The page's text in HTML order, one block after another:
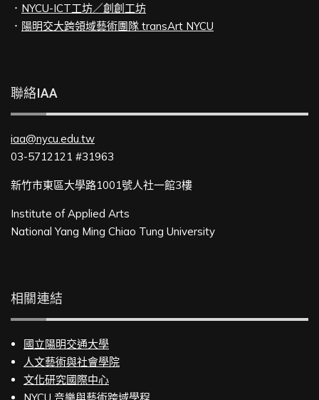
． NYCU-ICT工坊／創創工坊
． 陽明交大跨領域藝術團隊 transArt NYCU
聯絡IAA
iaa@nycu.edu.tw
03-5712121 #31963
新竹市東區大學路1001號人社一館3樓
Institute of Applied Arts
National Yang Ming Chiao Tung University
相關連結
國立陽明交通大學
人文藝術與社會學院
文化研究國際中心
NYCU 音樂與藝術跨域學程